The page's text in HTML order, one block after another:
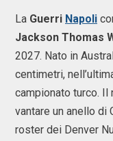
La Guerri Napoli
Jackson Thomas
2027. Nato in
centimetri,
campionato turco. Il
vantare un anello di
roster dei Denver